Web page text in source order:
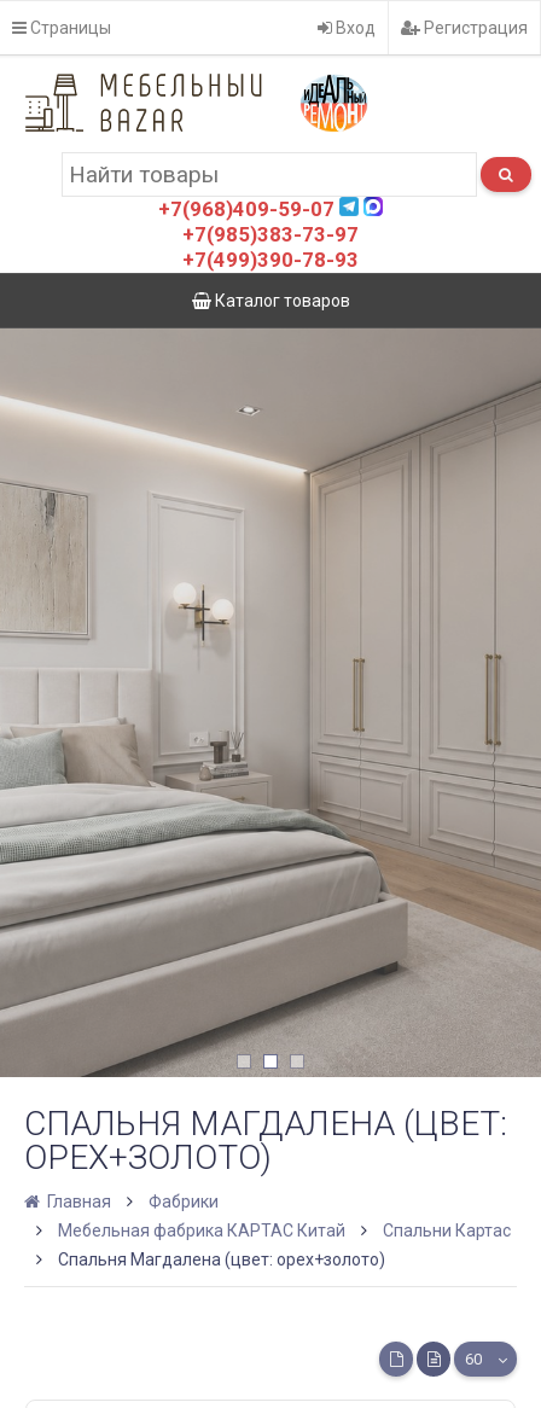
Страницы Вход Регистрация
+7(968)409-59-07
+7(985)383-73-97
+7(499)390-78-93
Каталог товаров
СПАЛЬНЯ МАГДАЛЕНА (ЦВЕТ:
ОРЕХ+ЗОЛОТО)
Главная
Фабрики
Мебельная фабрика КАРТАС Китай
Спальни Картас
Спальня Магдалена (цвет: орех+золото)
60